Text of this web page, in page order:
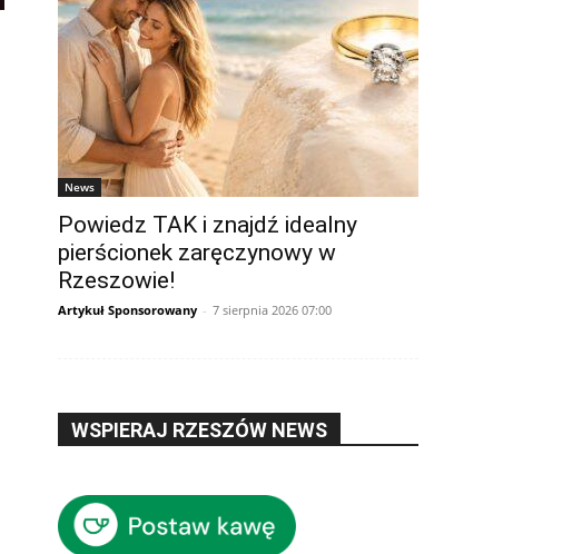
News
Powiedz TAK i znajdź idealny
pierścionek zaręczynowy w
Rzeszowie!
Artykuł Sponsorowany - 7 sierpnia 2026 07:00
WSPIERAJ RZESZÓW NEWS